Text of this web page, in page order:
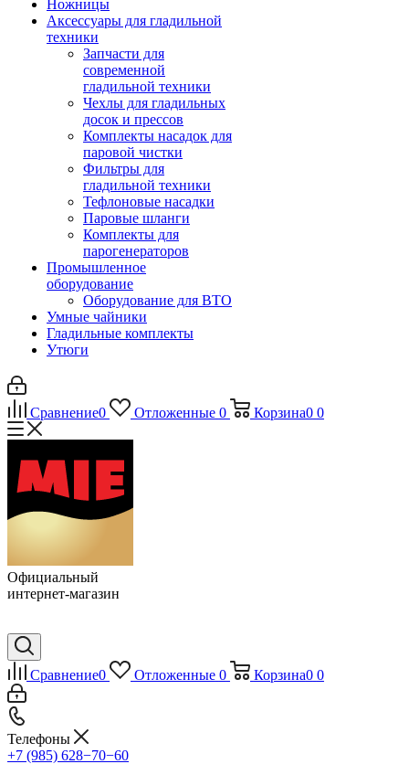
Ножницы
Аксессуары для гладильной
техники
Запчасти для
современной
гладильной техники
Чехлы для гладильных
досок и прессов
Комплекты насадок для
паровой чистки
Фильтры для
гладильной техники
Тефлоновые насадки
Паровые шланги
Комплекты для
парогенераторов
Промышленное
оборудование
Оборудование для ВТО
Умные чайники
Гладильные комплекты
Утюги
Сравнение0 Отложенные 0 Корзина0 0
Официальный
интернет-магазин
Сравнение0 Отложенные 0 Корзина0 0
Телефоны
+7 (985) 628−70−60